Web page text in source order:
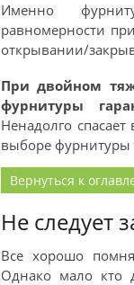
Именно
равномерности
открывании/
При двойном
фурнитуры
Ненадолго
выборе фурнитуры
Вернуться к
Не следует
Все хорошо
Однако мало кто